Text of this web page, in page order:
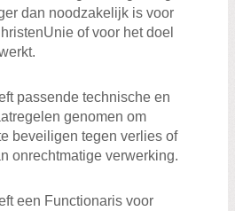
dan noodzakelijk is voor
of voor het doel
passende technische en
genomen om
beveiligen tegen verlies of
onrechtmatige verwerking.
een Functionaris voor